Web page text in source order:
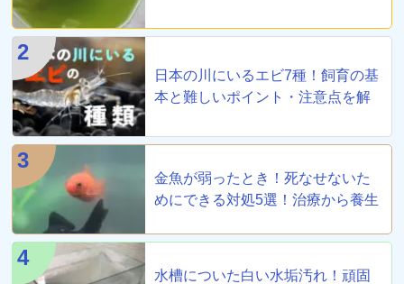
2
日本の川にいるエビ7種！飼育の基
本と難しいポイント・注意点を解
3
金魚が弱ったとき！死なせないた
めにできる対処5選！治療から養生
4
水槽についた白い水垢汚れ！頑固